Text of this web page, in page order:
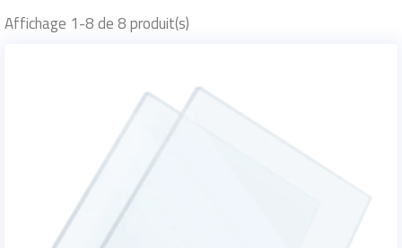
Affichage 1-8 de 8 produit(s)